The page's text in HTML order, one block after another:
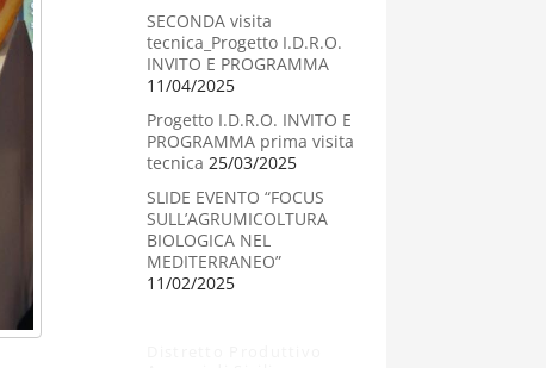
SECONDA visita
tecnica_Progetto I.D.R.O.
INVITO E PROGRAMMA
11/04/2025
Progetto I.D.R.O. INVITO E
PROGRAMMA prima visita
tecnica 25/03/2025
SLIDE EVENTO “FOCUS
SULL’AGRUMICOLTURA
BIOLOGICA NEL
MEDITERRANEO”
11/02/2025